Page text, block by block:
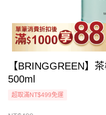
【BRINGGREEN】
500ml
超取滿NT$499免運